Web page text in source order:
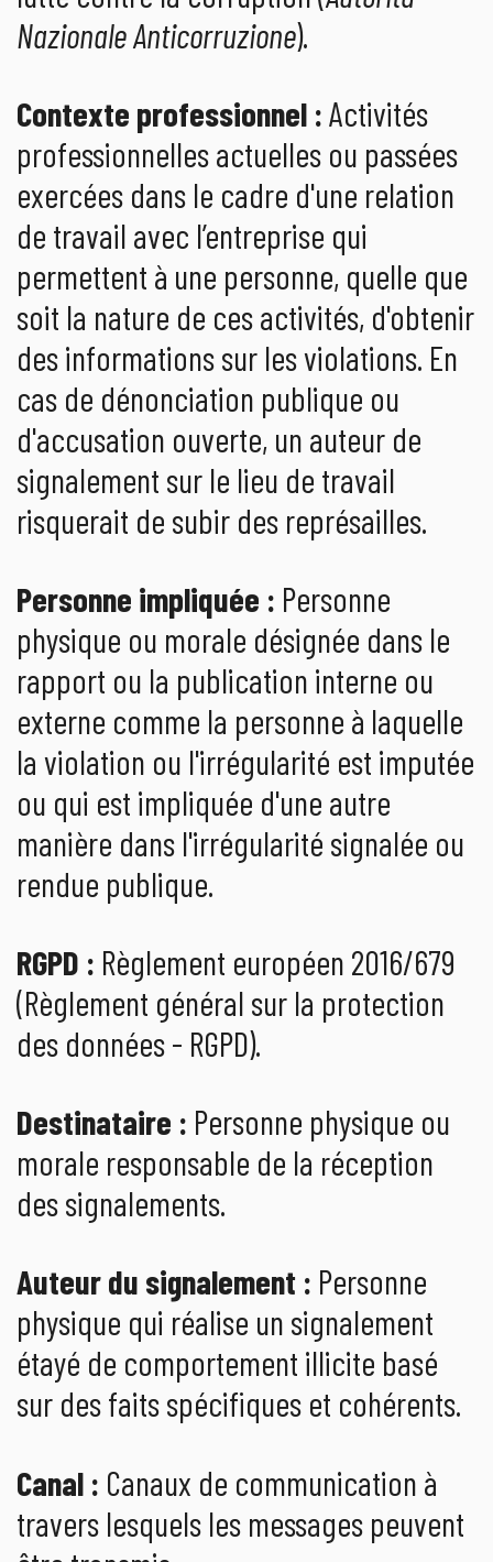
Nazionale Anticorruzione).
Contexte professionnel :Activités
professionnelles actuelles ou passées
exercées dans le cadre d'une relation
de travail avec l’entreprise qui
permettent à une personne, quelle que
soit la nature de ces activités, d'obtenir
des informations sur les violations. En
cas de dénonciation publique ou
d'accusation ouverte, un auteur de
signalement sur le lieu de travail
risquerait de subir des représailles.
Personne impliquée : Personne
physique ou morale désignée dans le
rapport ou la publication interne ou
externe comme la personne à laquelle
la violation ou l'irrégularité est imputée
ou qui est impliquée d'une autre
manière dans l'irrégularité signalée ou
rendue publique.
RGPD : Règlement européen 2016/679
(Règlement général sur la protection
des données - RGPD).
Destinataire : Personne physique ou
morale responsable de la réception
des signalements.
Auteur du signalement : Personne
physique qui réalise un signalement
étayé de comportement illicite basé
sur des faits spécifiques et cohérents.
Canal : Canaux de communication à
travers lesquels les messages peuvent